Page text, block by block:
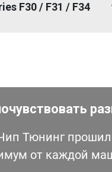
F30 / F31 / F34
Тюнинг
от каждой